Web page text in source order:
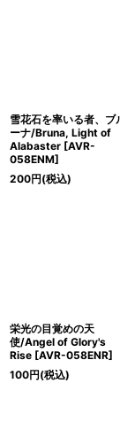
雪花石を率いる者、ブ
ーナ/Bruna, Light of
Alabaster [AVR-
058ENM]
200円(税込)
栄光の目覚めの天
使/Angel of Glory's
Rise [AVR-058ENR]
100円(税込)